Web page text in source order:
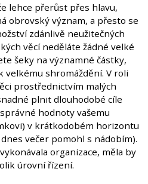
lehce přerůst přes hlavu,
obrovský význam, a přesto se
zdánlivě neužitečných
věcí neděláte žádné velké
šeky na významné částky,
velkému shromáždění. V roli
prostřednictvím malých
plnit dlouhodobé cíle
hodnoty vašemu
v krátkodobém horizontu
večer pomohl s nádobím).
organizace, měla by
úrovní řízení.